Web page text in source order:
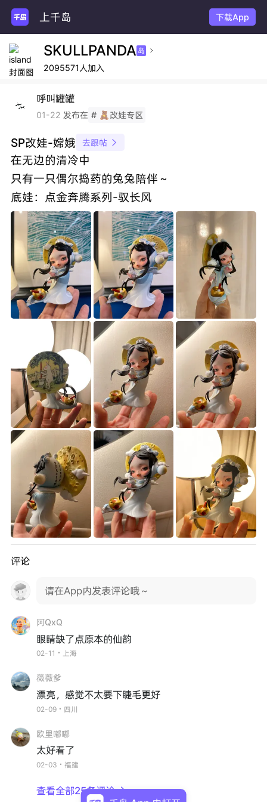
上千岛 下载App
SKULLPANDA 岛 
2095571人加入
呼叫罐罐
01-22 发布在 # 🧸改娃专区
SP改娃-嫦娥 去跟帖 
在无边的清冷中
只有一只偶尔捣药的兔兔陪伴～
评论
请在App内发表评论哦～
阿QxQ
眼睛缺了点原本的仙韵
02-11・上海
薇薇爹
漂亮，感觉不太要下睫毛更好
02-09・四川
欧里嘟嘟
太好看了
02-03・福建
查看全部25条评论 